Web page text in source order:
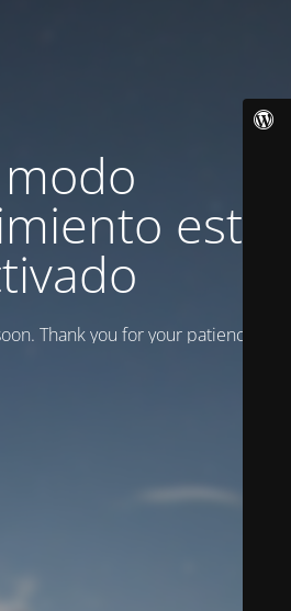
modo
está
Thank you for your patience!